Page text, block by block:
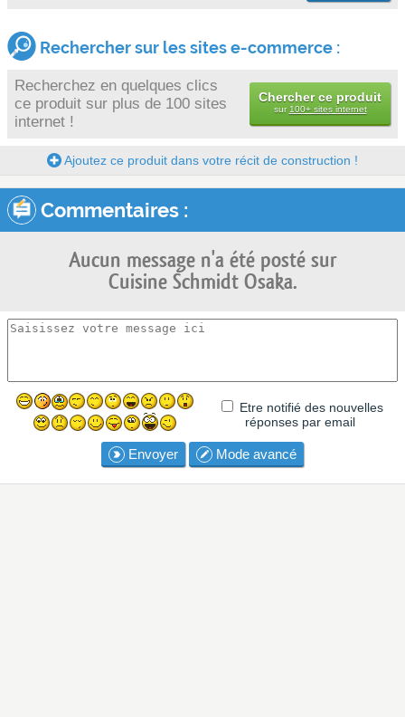
Rechercher sur les sites e-commerce :
Recherchez en quelques clics
ce produit sur plus de 100 sites
internet !
Chercher ce produit
sur 100+ sites internet
Ajoutez ce produit dans votre récit de construction !
Commentaires :
Aucun message n'a été posté sur
Cuisine Schmidt Osaka.
Etre notifié des nouvelles
réponses par email
Envoyer Mode avancé